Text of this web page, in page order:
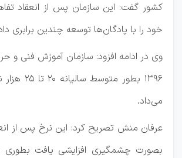
کشور گفت: این سازمان پس از انعقاد
خود را با پادگان‌ها توسعه چندین برابری
وی در ادامه افزود: سازمان آموزش فنی و
۱۳۹۶ بطور
می‌داد.
عرفان منش تصریح کرد: این نرخ پس از